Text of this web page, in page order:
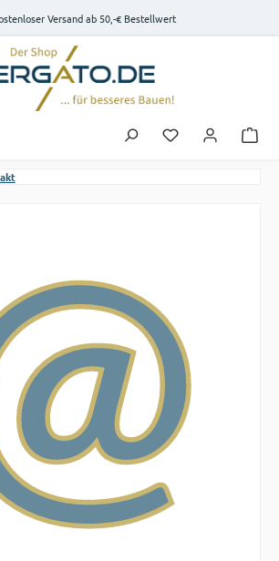
Versand ab 50,-€ Bestellwert
Du hast 0